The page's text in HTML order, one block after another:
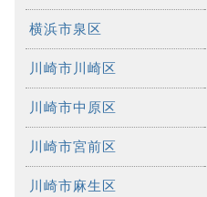
横浜市泉区
川崎市川崎区
川崎市中原区
川崎市宮前区
川崎市麻生区